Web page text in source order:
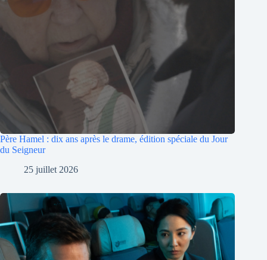
Père Hamel : dix ans après le drame, édition spéciale du Jour
du Seigneur
25 juillet 2026